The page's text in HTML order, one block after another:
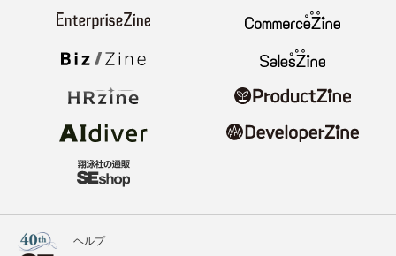
ヘルプ